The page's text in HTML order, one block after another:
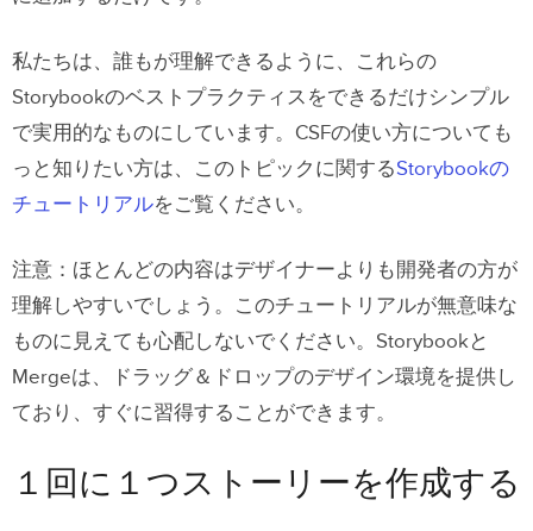
私たちは、誰もが理解できるように、これらの
Storybookのベストプラクティスをできるだけシンプル
で実用的なものにしています。CSFの使い方についても
っと知りたい方は、このトピックに関するStorybookの
チュートリアルをご覧ください。
注意：ほとんどの内容はデザイナーよりも開発者の方が
理解しやすいでしょう。このチュートリアルが無意味な
ものに見えても心配しないでください。Storybookと
Mergeは、ドラッグ＆ドロップのデザイン環境を提供し
ており、すぐに習得することができます。
１回に１つストーリーを作成する